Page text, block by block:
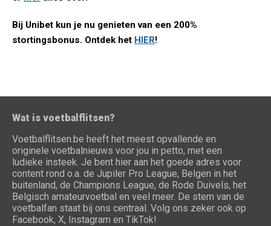
Bij Unibet kun je nu genieten van een 200%
stortingsbonus. Ontdek het HIER!
Wat is voetbalflitsen?
Voetbalflitsen.be heeft het meest opvallende en
originele voetbalnieuws voor jou in petto, met een
ludieke insteek. Je bent hier aan het goede adres voor
content rond o.a. de Jupiler Pro League, Belgen in het
buitenland, de Champions League, de Rode Duivels, het
Belgisch amateurvoetbal en veel meer. De stem van de
voetbalfan staat bij ons centraal. Volg ons zeker ook op
Facebook, X, Instagram en TikTok!